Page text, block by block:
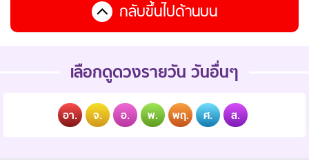
กลับขึ้นไปด้านบน
เลือกดูดวงรายวัน วันอื่นๆ
อา. จ. อ. พ. พฤ. ศ. ส.